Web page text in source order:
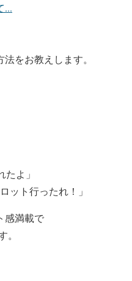
...
をお教えします。
たよ」
ット行ったれ！」
感満載で